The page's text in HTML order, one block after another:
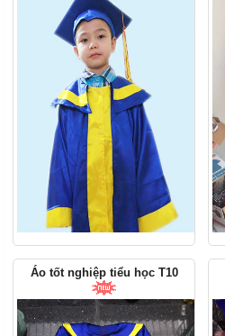
Áo tốt nghiệp tiểu học T10